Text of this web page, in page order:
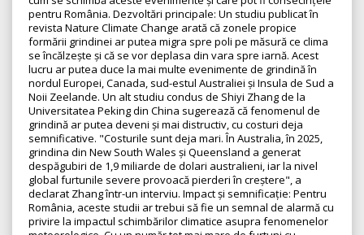
pentru România. Dezvoltări principale: Un studiu publicat în
revista Nature Climate Change arată că zonele propice
formării grindinei ar putea migra spre poli pe măsură ce clima
se încălzește și că se vor deplasa din vara spre iarnă. Acest
lucru ar putea duce la mai multe evenimente de grindină în
nordul Europei, Canada, sud-estul Australiei și Insula de Sud a
Noii Zeelande. Un alt studiu condus de Shiyi Zhang de la
Universitatea Peking din China sugerează că fenomenul de
grindină ar putea deveni și mai distructiv, cu costuri deja
semnificative. "Costurile sunt deja mari. În Australia, în 2025,
grindina din New South Wales și Queensland a generat
despăgubiri de 1,9 miliarde de dolari australieni, iar la nivel
global furtunile severe provoacă pierderi în creștere", a
declarat Zhang într-un interviu. Impact și semnificație: Pentru
România, aceste studii ar trebui să fie un semnal de alarmă cu
privire la impactul schimbărilor climatice asupra fenomenelor